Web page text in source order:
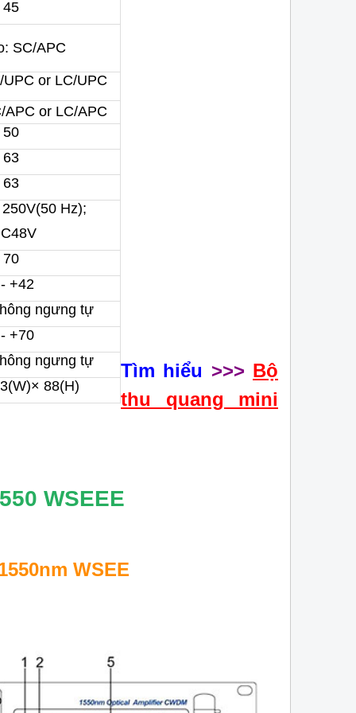
45
SC/APC
or LC/UPC
APC or LC/APC
50
63
63
Hz);
70
+42
ngưng tự
+70
ngưng tự
88(H)
Tìm hiểu >>> Bộ
thu quang mini
WSEEE
WSEE